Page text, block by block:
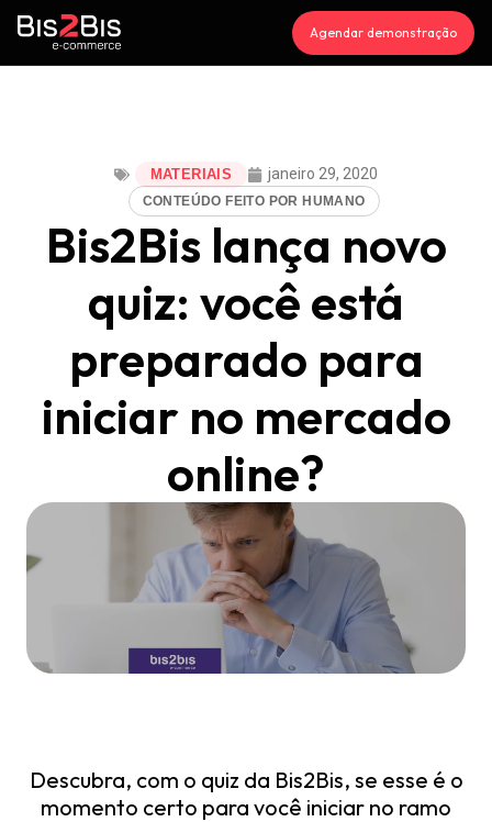
Agendar demonstração
MATERIAIS janeiro 29, 2020
CONTEÚDO FEITO POR HUMANO
Bis2Bis lança novo
quiz: você está
preparado para
iniciar no mercado
online?
Descubra, com o quiz da Bis2Bis, se esse é o
momento certo para você iniciar no ramo